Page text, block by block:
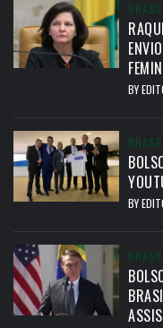
BRASIL
BY
BRASIL
BY
BRASIL